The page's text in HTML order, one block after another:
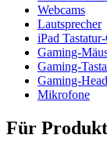
Webcams
Lautsprecher
iPad Tastatur-
Gaming-
Gaming-
Gaming-
Mikrofone
Für